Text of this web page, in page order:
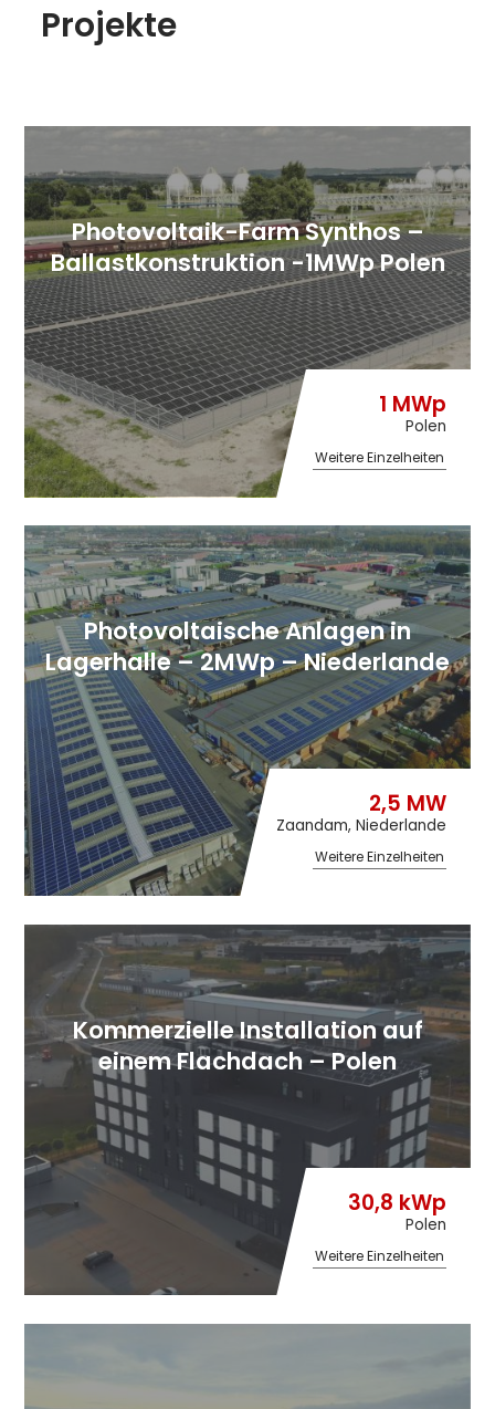
Projekte
Photovoltaik-Farm Synthos –
Ballastkonstruktion -1MWp Polen
1 MWp
Polen
Weitere Einzelheiten
Photovoltaische Anlagen in
Lagerhalle – 2MWp – Niederlande
2,5 MW
Zaandam, Niederlande
Weitere Einzelheiten
Kommerzielle Installation auf
einem Flachdach – Polen
30,8 kWp
Polen
Weitere Einzelheiten